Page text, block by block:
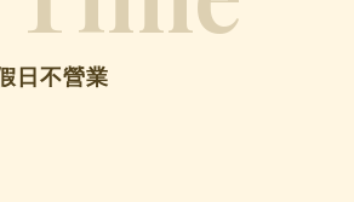
日不營業